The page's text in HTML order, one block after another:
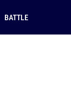
BATTLE